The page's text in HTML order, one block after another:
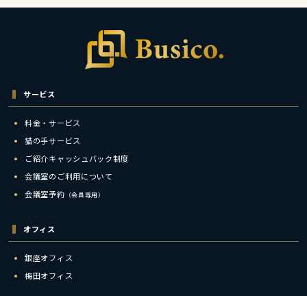
サービス
料金・サービス
猫の手サービス
ご紹介キャッシュバック制度
会議室のご利用について
会議室予約 （会員専用）
オフィス
銀座オフィス
梅田オフィス